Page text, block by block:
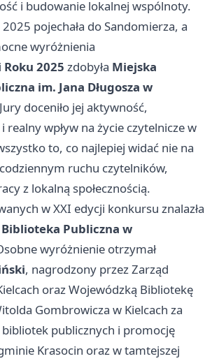
i budowanie lokalnej wspólnoty.
pojechała do Sandomierza, a
wyróżnienia
2025 zdobyła Miejska
im. Jana Długosza w
doceniło jej aktywność,
realny wpływ na życie czytelnicze w
to, co najlepiej widać nie na
ruchu czytelników,
z lokalną społecznością.
w XXI edycji konkursu znalazła
Publiczna w
wyróżnienie otrzymał
, nagrodzony przez Zarząd
oraz Wojewódzką Bibliotekę
Gombrowicza w Kielcach za
bibliotek publicznych i promocję
Krasocin oraz w tamtejszej